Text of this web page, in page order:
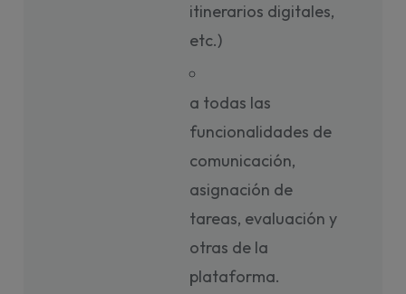
itinerarios digitales,
etc.)
a todas las
funcionalidades de
comunicación,
asignación de
tareas, evaluación y
otras de la
plataforma.